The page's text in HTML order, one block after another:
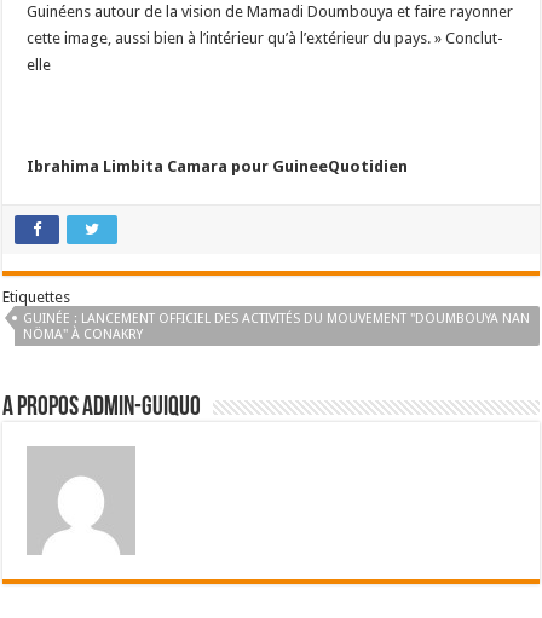
Guinéens autour de la vision de Mamadi Doumbouya et faire rayonner
cette image, aussi bien à l’intérieur qu’à l’extérieur du pays. » Conclut-
elle
Ibrahima Limbita Camara pour GuineeQuotidien
Etiquettes
GUINÉE : LANCEMENT OFFICIEL DES ACTIVITÉS DU MOUVEMENT "DOUMBOUYA NAN
NÖMA" À CONAKRY
A propos admin-guiquo